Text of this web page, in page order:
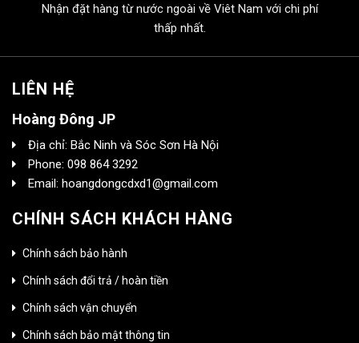
Nhận đặt hàng từ nước ngoài về Viêt Nam với chi phí
thấp nhất.
LIÊN HỆ
Hoàng Đông JP
Địa chỉ: Bắc Ninh và Sóc Sơn Hà Nội
Phone: 098 864 3292
Email: hoangdongcdxd1@gmail.com
CHÍNH SÁCH KHÁCH HÀNG
Chính sách bảo hành
Chính sách đổi trả / hoàn tiền
Chính sách vận chuyển
Chính sách bảo mật thông tin